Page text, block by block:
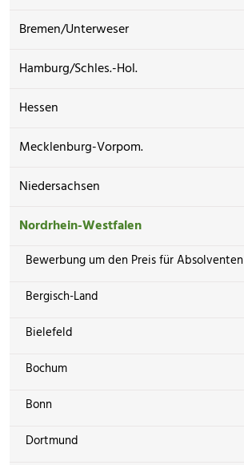
Bremen/Unterweser
Hamburg/Schles.-Hol.
Hessen
Mecklenburg-Vorpom.
Niedersachsen
Nordrhein-Westfalen
Bewerbung um den Preis für Absolventen
Bergisch-Land
Bielefeld
Bochum
Bonn
Dortmund